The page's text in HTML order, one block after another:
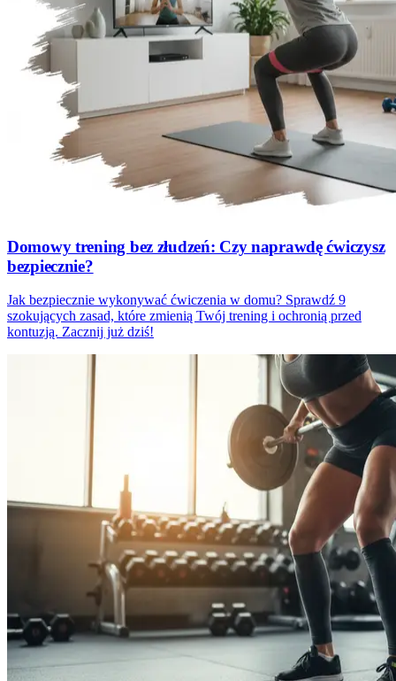
Domowy trening bez złudzeń: Czy naprawdę ćwiczysz
bezpiecznie?
Jak bezpiecznie wykonywać ćwiczenia w domu? Sprawdź 9
szokujących zasad, które zmienią Twój trening i ochronią przed
kontuzją. Zacznij już dziś!